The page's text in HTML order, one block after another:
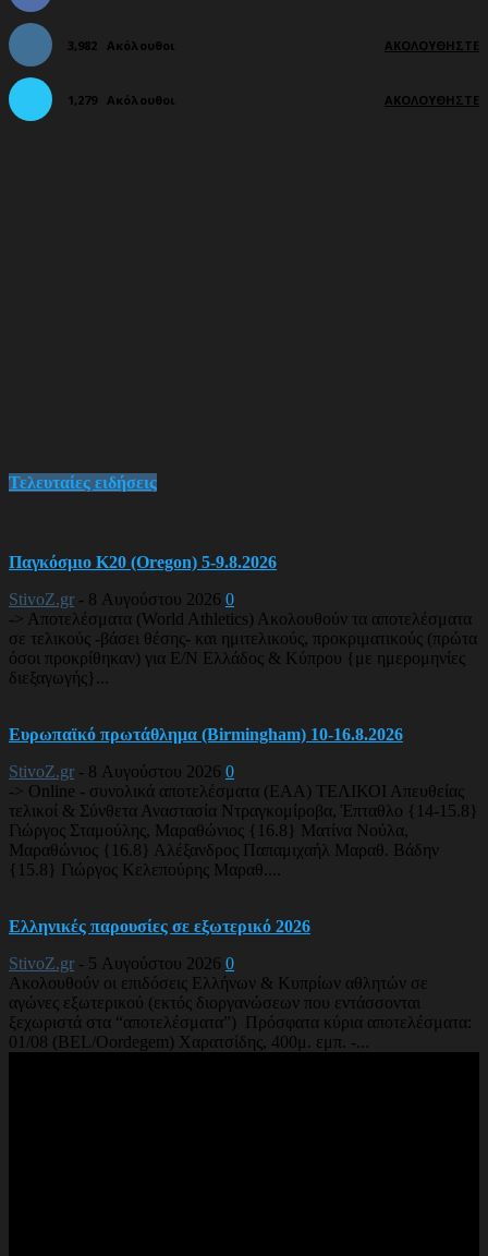
3,982 Ακόλουθοι ΑΚΟΛΟΥΘΉΣΤΕ
1,279 Ακόλουθοι ΑΚΟΛΟΥΘΉΣΤΕ
Τελευταίες ειδήσεις
Παγκόσμιο Κ20 (Oregon) 5-9.8.2026
StivoZ.gr - 8 Αυγούστου 2026 0
-> Αποτελέσματα (World Athletics) Ακολουθούν τα αποτελέσματα
σε τελικούς -βάσει θέσης- και ημιτελικούς, προκριματικούς (πρώτα
όσοι προκρίθηκαν) για Ε/Ν Ελλάδος & Κύπρου {με ημερομηνίες
διεξαγωγής}...
Ευρωπαϊκό πρωτάθλημα (Birmingham) 10-16.8.2026
StivoZ.gr - 8 Αυγούστου 2026 0
-> Online - συνολικά αποτελέσματα (EAA) ΤΕΛΙΚΟΙ Απευθείας
τελικοί & Σύνθετα Αναστασία Ντραγκομίροβα, Έπταθλο {14-15.8}
Γιώργος Σταμούλης, Μαραθώνιος {16.8} Ματίνα Νούλα,
Μαραθώνιος {16.8} Αλέξανδρος Παπαμιχαήλ Μαραθ. Βάδην
{15.8} Γιώργος Κελεπούρης Μαραθ....
Ελληνικές παρουσίες σε εξωτερικό 2026
StivoZ.gr - 5 Αυγούστου 2026 0
Ακολουθούν οι επιδόσεις Ελλήνων & Κυπρίων αθλητών σε
αγώνες εξωτερικού (εκτός διοργανώσεων που εντάσσονται
ξεχωριστά στα “αποτελέσματα”) Πρόσφατα κύρια αποτελέσματα:
01/08 (BEL/Oordegem) Χαρατσίδης, 400μ. εμπ. -...